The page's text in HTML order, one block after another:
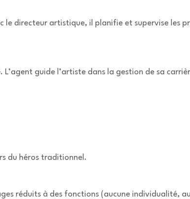
le directeur artistique, il planifie et supervise les
guide l’artiste dans la gestion de sa
du héros traditionnel.
réduits à des fonctions (aucune individualité,